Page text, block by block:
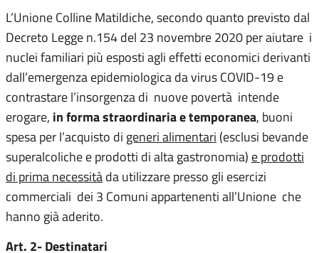
L’Unione Colline Matildiche, secondo quanto previsto dal
Decreto Legge n.154 del 23 novembre 2020 per aiutare i
nuclei familiari più esposti agli effetti economici derivanti
dall’emergenza epidemiologica da virus COVID-19 e
contrastare l’insorgenza di nuove povertà intende
erogare, in forma straordinaria e temporanea, buoni
spesa per l’acquisto di generi alimentari (esclusi bevande
superalcoliche e prodotti di alta gastronomia) e prodotti
di prima necessità da utilizzare presso gli esercizi
commerciali dei 3 Comuni appartenenti all’Unione che
hanno già aderito.
Art. 2- Destinatari